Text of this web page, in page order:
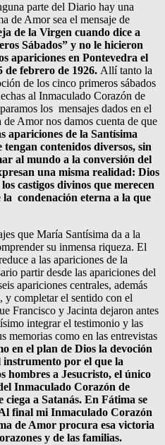
parte del Diario hay una
de Amor sea el mensaje de
de la Virgen cuando dice a
Sábados” y no le hicieron
apariciones en Pontevedra el
de febrero de 1926. Allí tanto la
de los cinco primeros sábados
al Inmaculado Corazón de
los mensajes dados en el
Amor nos damos cuenta de que
apariciones de la Santísima
contenidos diversos, sin
al mundo a la conversión del
una misma realidad: Dios
castigos divinos que merecen
condenación eterna a la que
que María Santísima da a la
su inmensa riqueza. El
a las apariciones de la
partir desde las apariciones del
apariciones centrales, además
y completar el sentido con el
Francisco y Jacinta dejaron antes
integrar el testimonio y las
memorias como en las entrevistas
en el plan de Dios la devoción
instrumento por el que la
hombres a Jesucristo, el único
Inmaculado Corazón de
a Satanás. En Fátima se
final mi Inmaculado Corazón
de Amor procura esa victoria
y de las familias.